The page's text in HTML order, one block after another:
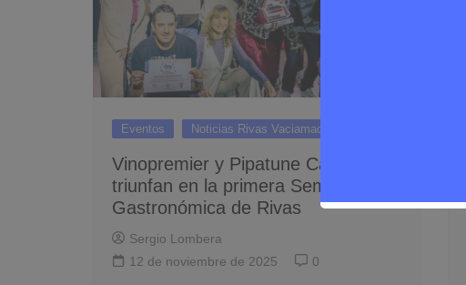
Eventos Noticias Rivas Vaciamadrid
Vinopremier y Pipatune Caserío
triunfan en la primera Semana
Gastronómica de Rivas
Sergio Lombera
12 de noviembre de 2025
0